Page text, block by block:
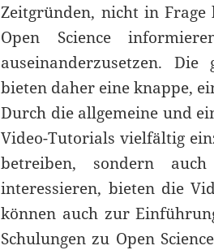
Zeitgründen, nicht in
Open Science
auseinanderzusetzen.
bieten daher eine knappe,
Durch die allgemeine und
Video-Tutorials vielfältig
betreiben, sondern
interessieren, bieten die
können auch zur
Schulungen zu Open